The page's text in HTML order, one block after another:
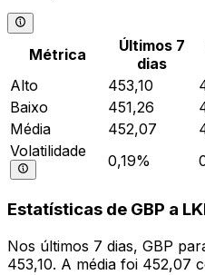
Métrica
Últimos 7
dias
Alto
453,10
Baixo
451,26
Média
452,07
Volatilidade
0,19%
Estatísticas de GBP a
Nos últimos 7 dias, GBP
453,10. A média foi 452,07